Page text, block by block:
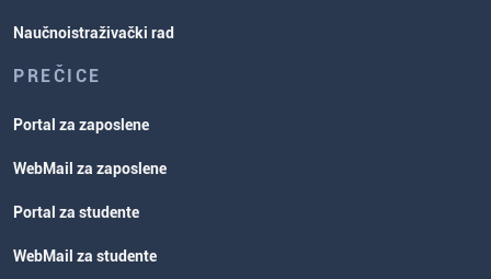
Naučnoistraživački rad
PREČICE
Portal za zaposlene
WebMail za zaposlene
Portal za studente
WebMail za studente